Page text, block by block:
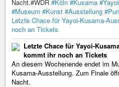
Nacht.#WDR #Köln #Kusama
#Museum #Kunst #Ausstellung
Letzte Chace für Yayoi-Kusama-
noch an Tickets
Letzte Chace für Yayoi-
kommt ihr noch an Tickets
An diesem Wochenende endet im
Kusama-Ausstellung. Zum Finale
Nacht.